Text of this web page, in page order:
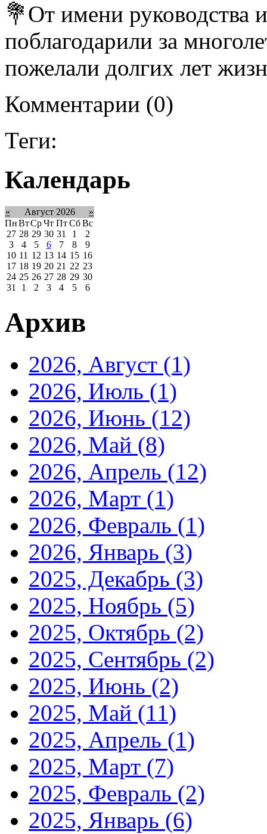
💐От имени руководства
поблагодарили за
пожелали долгих лет
Комментарии (0)
Теги:
Календарь
« Август 2026
»
ПнВтСрЧт Пт Сб Вс
27 28 29 30 31 1
2
3
4 5 6 7 8
9
10 11 12 13 14 15 16
17 18 19 20 21 22 23
24 25 26 27 28 29 30
31
1 2 3 4 5 6
Архив
2026, Август (1)
2026, Июль (1)
2026, Июнь (12)
2026, Май (8)
2026, Апрель (12)
2026, Март (1)
2026, Февраль (1)
2026, Январь (3)
2025, Декабрь (3)
2025, Ноябрь (5)
2025, Октябрь (2)
2025, Сентябрь (2)
2025, Июнь (2)
2025, Май (11)
2025, Апрель (1)
2025, Март (7)
2025, Февраль (2)
2025, Январь (6)